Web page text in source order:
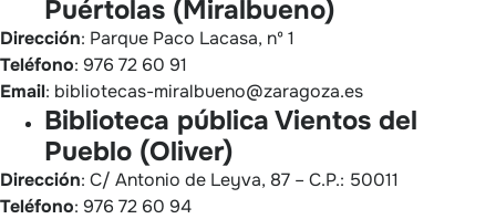
Puértolas (Miralbueno)
Dirección: Parque Paco Lacasa, nº 1
Teléfono: 976 72 60 91
Email: bibliotecas-miralbueno@zaragoza.es
Biblioteca pública Vientos del
Pueblo (Oliver)
Dirección: C/ Antonio de Leyva, 87 – C.P.: 50011
Teléfono: 976 72 60 94